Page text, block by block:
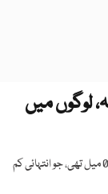
لوگوں میں
رپورٹ کے مطابق زلزلے کی گہرائی زمین کی سطح سے تقریباً 0.6 میل تھی، جو انتہائی کم